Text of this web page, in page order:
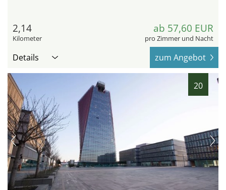
2,14
Kilometer
ab 57,60 EUR
pro Zimmer und Nacht
Details zum Angebot
20